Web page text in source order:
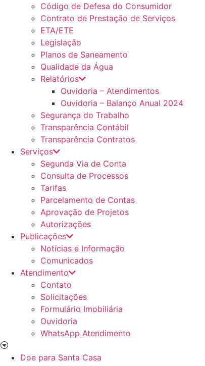
Código de Defesa do Consumidor
Contrato de Prestação de Serviços
ETA/ETE
Legislação
Planos de Saneamento
Qualidade da Água
Relatórios
Ouvidoria – Atendimentos
Ouvidoria – Balanço Anual 2024
Segurança do Trabalho
Transparência Contábil
Transparência Contratos
Serviços
Segunda Via de Conta
Consulta de Processos
Tarifas
Parcelamento de Contas
Aprovação de Projetos
Autorizações
Publicações
Notícias e Informação
Comunicados
Atendimento
Contato
Solicitações
Formulário Imobiliária
Ouvidoria
WhatsApp Atendimento
Doe para Santa Casa